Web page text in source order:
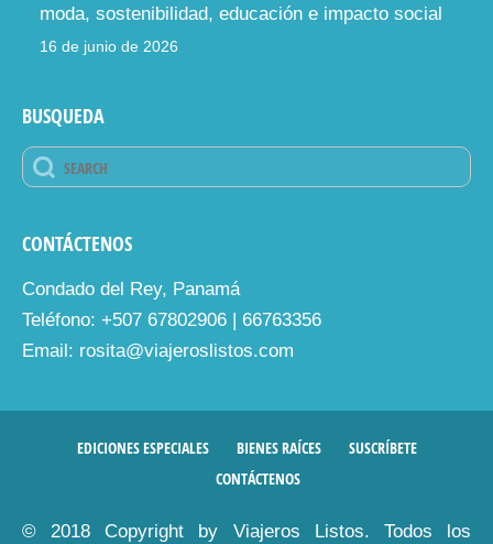
moda, sostenibilidad, educación e impacto social
16 de junio de 2026
BUSQUEDA
CONTÁCTENOS
Condado del Rey, Panamá
Teléfono: +507 67802906 | 66763356
Email: rosita@viajeroslistos.com
EDICIONES ESPECIALES BIENES RAÍCES
SUSCRÍBETE
CONTÁCTENOS
© 2018 Copyright by Viajeros Listos. Todos los